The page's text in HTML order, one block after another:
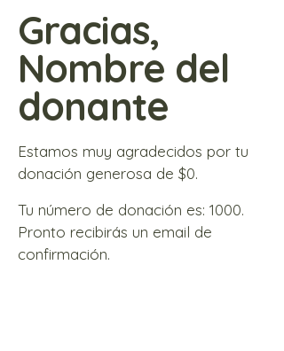
Gracias,
Nombre del
donante
Estamos muy agradecidos por tu
donación generosa de $0.
Tu número de donación es: 1000.
Pronto recibirás un email de
confirmación.